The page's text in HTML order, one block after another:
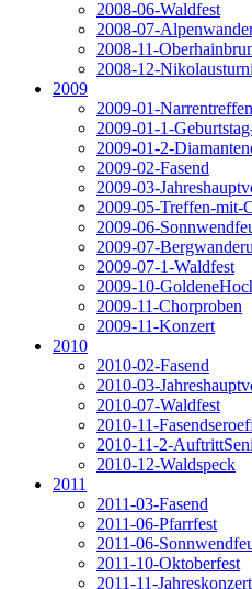
2008-06-Waldfest
2008-07-
2008-11-
2008-12-
2009
2009-01-Narrentreffen
2009-01-1-
2009-01-2-
2009-02-Fasend
2009-03-
2009-05-Treffen-mit-
2009-06-
2009-07-
2009-07-1-Waldfest
2009-10-
2009-11-Chorproben
2009-11-Konzert
2010
2010-02-Fasend
2010-03-
2010-07-Waldfest
2010-11-
2010-11-2-
2010-12-Waldspeck
2011
2011-03-Fasend
2011-06-Pfarrfest
2011-06-
2011-10-Oktoberfest
2011-11-Jahreskonzert